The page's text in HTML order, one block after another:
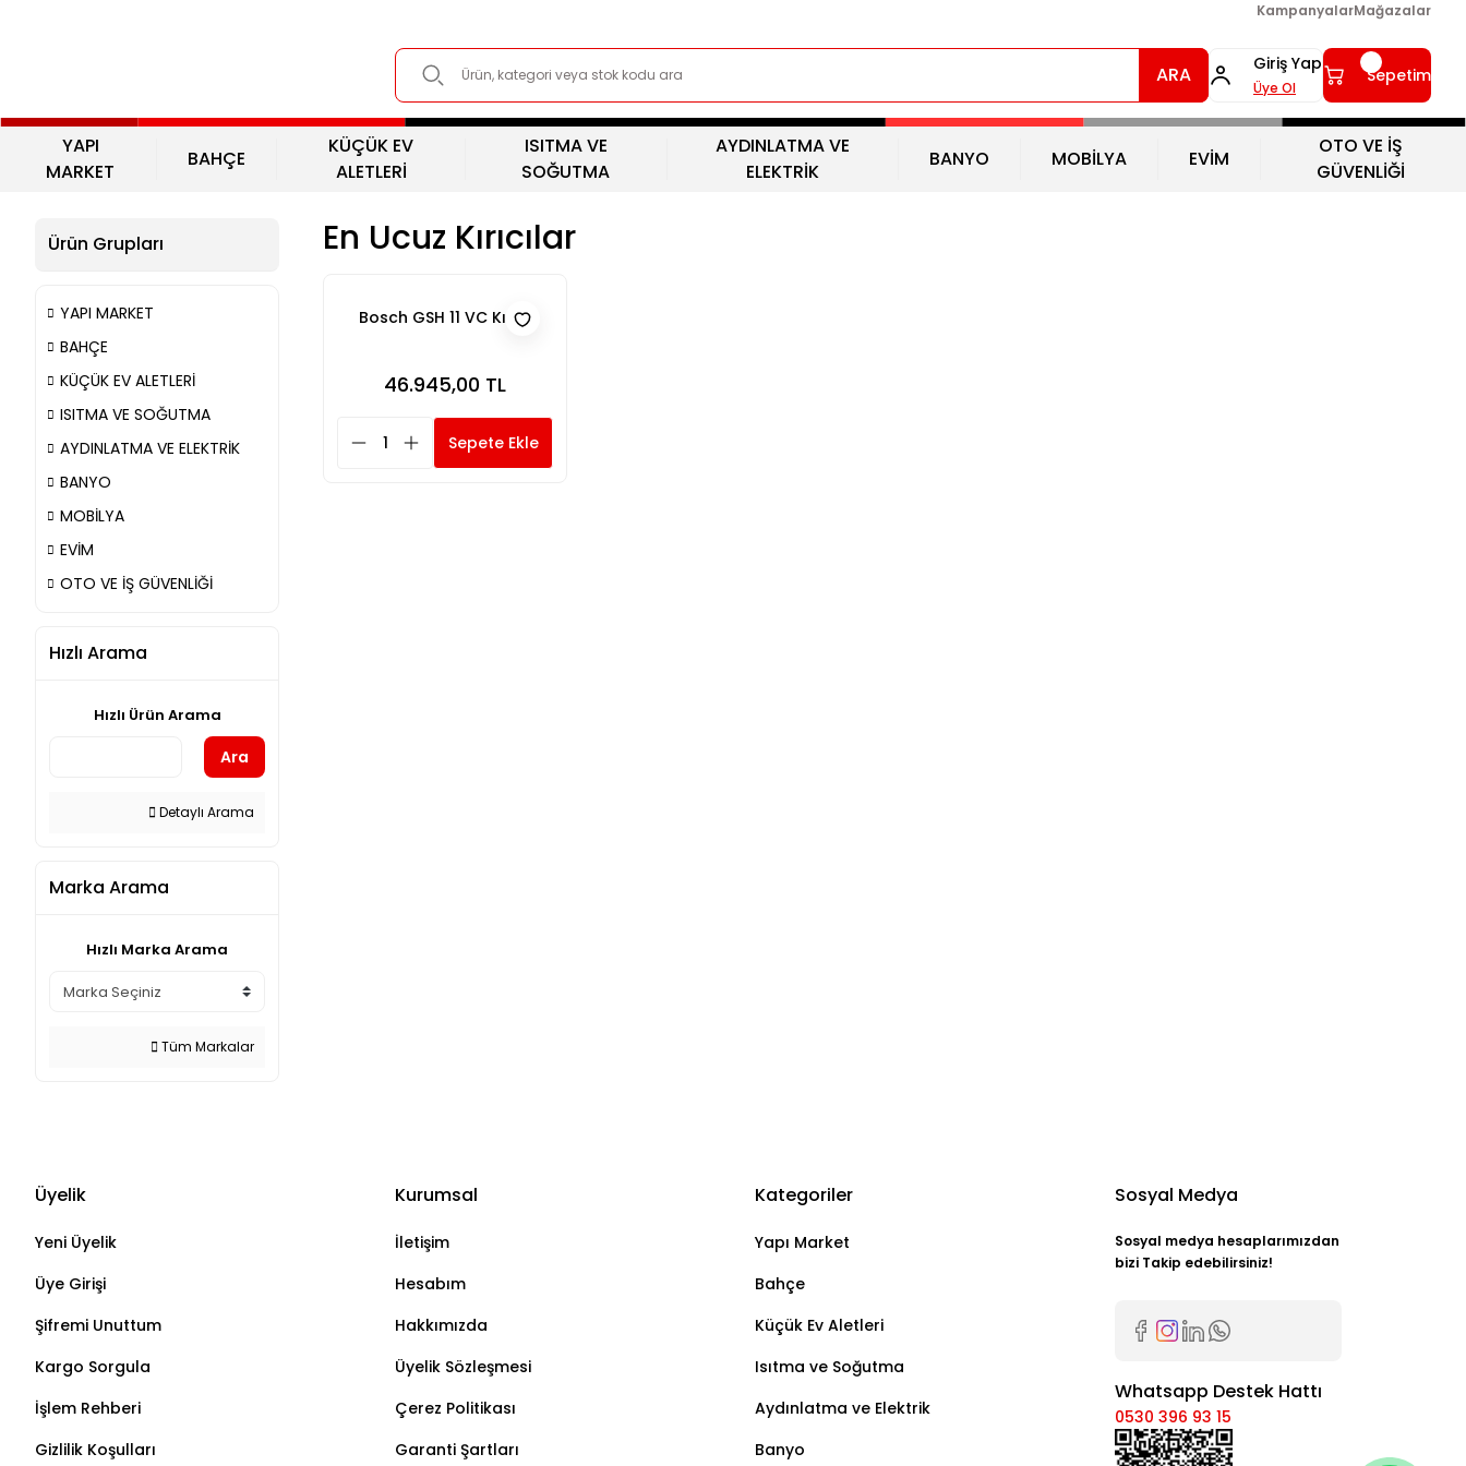
KampanyalarMağazalar
ARA Giriş Yap
Üye Ol
Sepetim
YAPI
MARKET
BAHÇE
KÜÇÜK EV
ALETLERİ
ISITMA VE
SOĞUTMA
AYDINLATMA VE
ELEKTRİK
BANYO MOBİLYA EVİM
OTO VE İŞ
GÜVENLİĞİ
Ürün Grupları
YAPI MARKET
BAHÇE
KÜÇÜK EV ALETLERİ
ISITMA VE SOĞUTMA
AYDINLATMA VE ELEKTRİK
BANYO
MOBİLYA
EVİM
OTO VE İŞ GÜVENLİĞİ
Hızlı Arama
Hızlı Ürün Arama
Ara
Detaylı Arama
Marka Arama
Hızlı Marka Arama
Tüm Markalar
En Ucuz Kırıcılar
Bosch GSH 11 VC Kırıcı
46.945,00 TL
Sepete Ekle
Üyelik
Yeni Üyelik
Üye Girişi
Şifremi Unuttum
Kargo Sorgula
İşlem Rehberi
Gizlilik Koşulları
Kurumsal
İletişim
Hesabım
Hakkımızda
Üyelik Sözleşmesi
Çerez Politikası
Garanti Şartları
Kategoriler
Yapı Market
Bahçe
Küçük Ev Aletleri
Isıtma ve Soğutma
Aydınlatma ve Elektrik
Banyo
Sosyal Medya
Sosyal medya hesaplarımızdan
bizi Takip edebilirsiniz!
Whatsapp Destek Hattı
0530 396 93 15